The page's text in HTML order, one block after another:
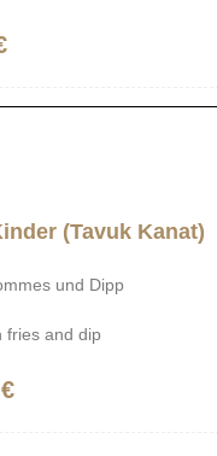
(Tavuk Kanat)
und Dipp
fries and dip